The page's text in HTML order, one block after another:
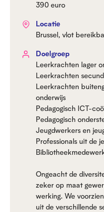
390 euro
Locatie
Brussel, vlot
Doelgroep
Leerkrachten lager
Leerkrachten
Leerkrachten
onderwijs
Pedagogisch ICT-
Pedagogisch
Jeugdwerkers en
Professionals uit de
Ongeacht de
zeker op maat
werking. We
uit de verschillende